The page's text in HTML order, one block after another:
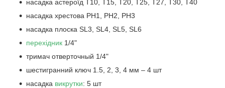
насадка астероїд T10, T15, T20, T25, T27, T30, T40
насадка хрестова PH1, PH2, PH3
насадка плоска SL3, SL4, SL5, SL6
перехідник 1/4"
тримач отверточный 1/4"
шестигранний ключ 1.5, 2, 3, 4 мм – 4 шт
насадка викрутки: 5 шт